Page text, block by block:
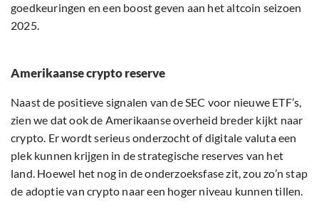
goedkeuringen en een boost geven aan het altcoin seizoen
2025.
Amerikaanse crypto reserve
Naast de positieve signalen van de SEC voor nieuwe ETF’s,
zien we dat ook de Amerikaanse overheid breder kijkt naar
crypto. Er wordt serieus onderzocht of digitale valuta een
plek kunnen krijgen in de strategische reserves van het
land. Hoewel het nog in de onderzoeksfase zit, zou zo’n stap
de adoptie van crypto naar een hoger niveau kunnen tillen.